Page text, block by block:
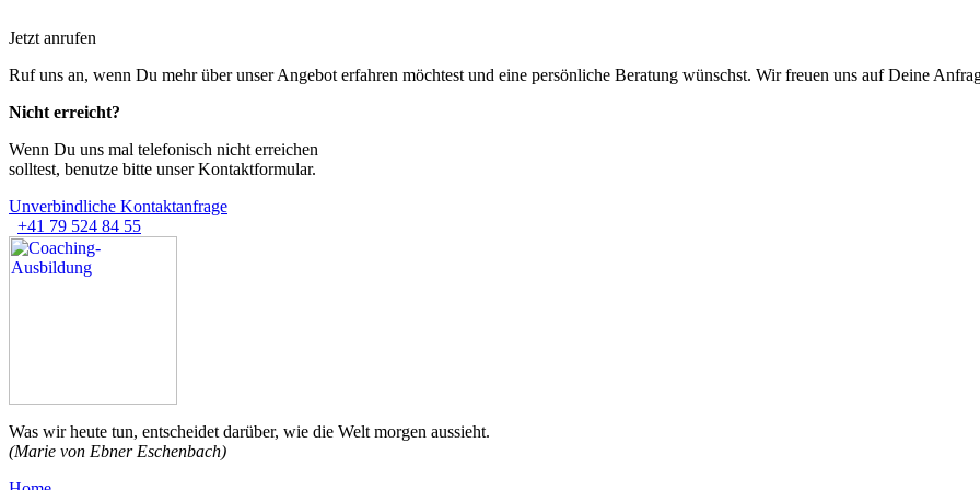
Jetzt anrufen
Ruf uns an, wenn Du mehr über unser Angebot erfahren möchtest und eine persönliche Beratung wünschst. Wir freuen uns auf Deine
Nicht erreicht?
Wenn Du uns mal telefonisch nicht erreichen
solltest, benutze bitte unser Kontaktformular.
Unverbindliche Kontaktanfrage
+41 79 524 84 55
Was wir heute tun, entscheidet darüber, wie die Welt morgen aussieht.
(Marie von Ebner Eschenbach)